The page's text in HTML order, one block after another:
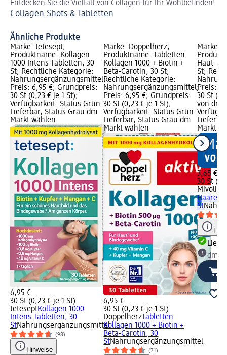
Entdecken Sie die Vielfalt von Collagen für Ihr Wohlbefinden!
Collagen Shots & Tabletten
Ähnliche Produkte
Marke: tetesept;
Produktname: Kollagen
1000 Intens Tabletten, 30
St; Rechtliche Kategorie:
Nahrungsergänzungsmittel;
Preis: 6,95 €; Grundpreis:
30 St (0,23 € je 1 St);
Verfügbarkeit: Status Grün
Lieferbar, Status Grau dm
Markt wählen
6,95 €
30 St (0,23 € je 1 St)
teteseptKollagen 1000
Intens Tabletten, 30
StNahrungsergänzungsmittel
(98)
Hinweise
Marke: Doppelherz;
Produktname: Tabletten
Kollagen 1000 + Biotin +
Beta-Carotin, 30 St;
Rechtliche Kategorie:
Nahrungsergänzungsmittel;
Preis: 6,95 €; Grundpreis:
30 St (0,23 € je 1 St);
Verfügbarkeit: Status Grün
Lieferbar, Status Grau dm
Markt wählen
6,95 €
30 St (0,23 € je 1 St)
Doppelherz Tabletten
Kollagen 1000 + Biotin +
Beta-Carotin, 30
StNahrungsergänzungsmittel
(71)
Marke:
Haut +
St;
Preis:
30 St
von dm
Markt
3,65 €
30 St
Mivolis
Haare +
St
dm